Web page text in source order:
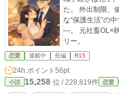
た。 外出制限、健康管理、過保護な独占欲。 甘くて危険
な“保護生活”の
―。 元社畜OL×執着気味の溺愛社長 囲い込み同棲ラブストー
リー。
恋愛 連載中 長編 R15
24h.ポイント 56pt
小説 15,258 位 / 228,819件 恋愛